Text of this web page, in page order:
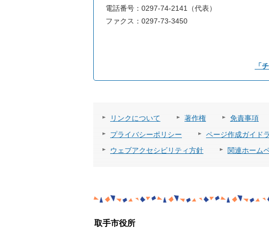
電話番号：0297-74-2141（代表）
ファクス：0297-73-3450
「
リンクについて 著作権
免責事項
プライバシーポリシー
ページ作成ガイド
ウェブアクセシビリティ方針
関連ホーム
取手市役所